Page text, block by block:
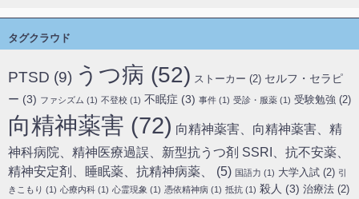
タグクラウド
PTSD (9) うつ病 (52) ストーカー (2) セルフ・セラピ
ー (3) ファシズム (1) 不登校 (1) 不眠症 (3) 事件 (1) 受診・服薬 (1) 受験勉強 (2)
向精神薬害 (72) 向精神薬害、向精神薬害、精
神科病院、精神医療過誤、新型抗うつ剤 SSRI、抗不安薬、
精神安定剤、睡眠薬、抗精神病薬、
(5) 国語力 (1) 大学入試 (2) 引
きこもり (1) 心療内科 (1) 心霊現象 (1) 憑依精神病 (1) 抵抗 (1) 殺人 (3) 治療法 (2)